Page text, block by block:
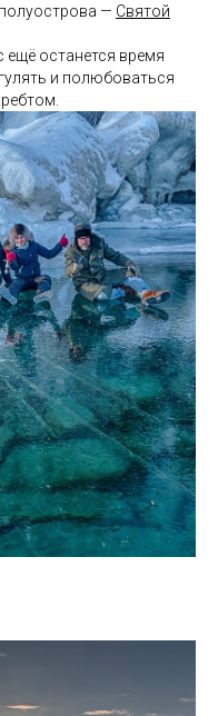
— Святой
останется время
и полюбоваться